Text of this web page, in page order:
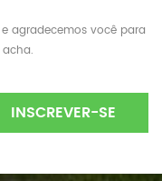
agradecemos você para